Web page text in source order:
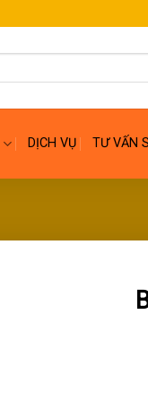
DỊCH VỤ TƯ VẤN